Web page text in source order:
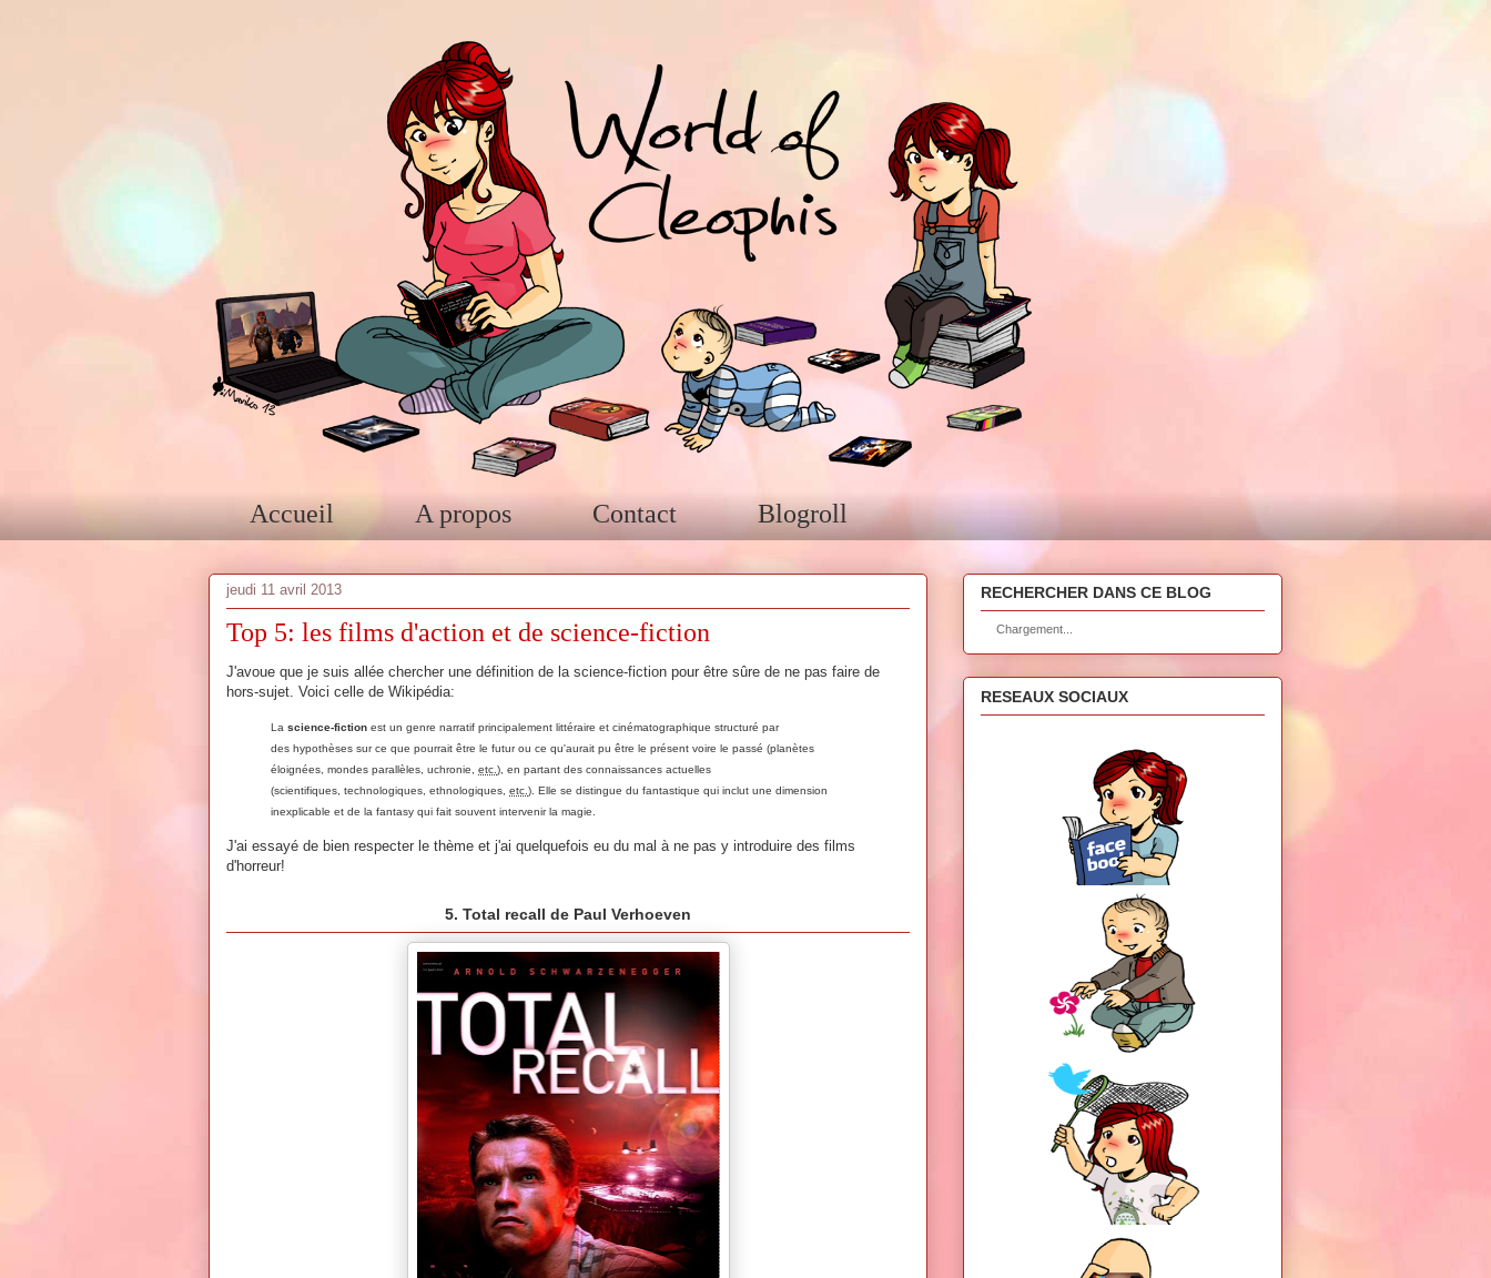
Accueil A propos Contact Blogroll
jeudi 11 avril 2013
Top 5: les films d'action et de science-fiction
J'avoue que je suis allée chercher une définition de la science-fiction pour être sûre de ne pas faire de
hors-sujet. Voici celle de Wikipédia:
La science-fiction est un genre narratif principalement littéraire et cinématographique structuré par
des hypothèses sur ce que pourrait être le futur ou ce qu'aurait pu être le présent voire le passé (planètes
éloignées, mondes parallèles uchronie etc. ), en partant des connaissances actuelles
(scientifiques technologiques ethnologiques etc. ). Elle se distingue du fantastique qui inclut une dimension
inexplicable et de la fantasy qui fait souvent intervenir la magie
J'ai essayé de bien respecter le thème et j'ai quelquefois eu du mal à ne pas y introduire des films
d'horreur!
5. Total recall de Paul Verhoeven
RECHERCHER DANS CE BLOG
Chargement...
RESEAUX SOCIAUX